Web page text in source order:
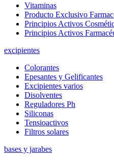
Vitaminas
Producto Exclusivo
Principios Activos
Principios Activos
excipientes
Colorantes
Epesantes y Gelificantes
Excipientes varios
Disolventes
Reguladores Ph
Siliconas
Tensioactivos
Filtros solares
bases y jarabes